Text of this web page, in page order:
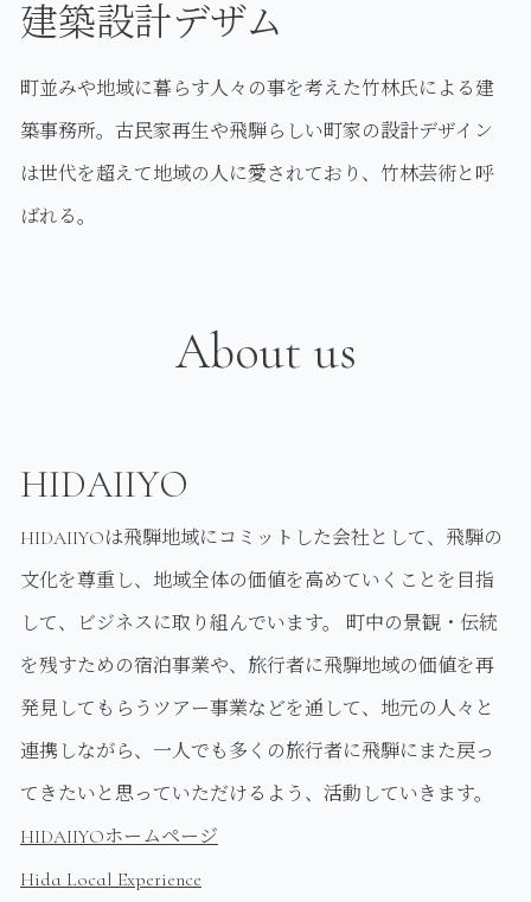
建築設計デザム
町並みや地域に暮らす人々の事を考えた竹林氏による建
築事務所。古民家再生や飛騨らしい町家の設計デザイン
は世代を超えて地域の人に愛されており、竹林芸術と呼
ばれる。
About us
HIDAIIYO
HIDAIIYOは飛騨地域にコミットした会社として、飛騨の
文化を尊重し、地域全体の価値を高めていくことを目指
して、ビジネスに取り組んでいます。 町中の景観・伝統
を残すための宿泊事業や、旅行者に飛騨地域の価値を再
発見してもらうツアー事業などを通して、地元の人々と
連携しながら、一人でも多くの旅行者に飛騨にまた戻っ
てきたいと思っていただけるよう、活動していきます。
HIDAIIYOホームページ
Hida Local Experience